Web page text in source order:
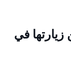
زيارتها في